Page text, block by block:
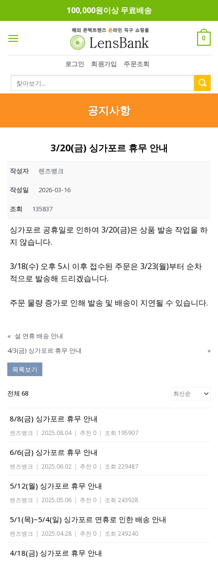
100,000원이상 무료배송
0
로그인 회원가입 주문조회
색:
공지사항
3/20(금) 싱가포르 휴무 안내
작성자 렌즈뱅크
작성일 2026-03-16
조회 135837
싱가포르 공휴일로 인하여 3/20(금)은 상품 발송 작업을 하
지 않습니다.
3/18(수) 오후 5시 이후 접수된 주문은 3/23(월)부터 순차
적으로 발송해 드리겠습니다.
주문 물량 증가로 인해 발송 및 배송이 지연될 수 있습니다.
« 설 연휴 배송 안내
4/3(금) 싱가포르 휴무 안내
»
목록보기
전체 68
8/8(금) 싱가포르 휴무 안내
렌즈뱅크 | 2025.08.04 | 추천 0 | 조회 195907
6/6(금) 싱가포르 휴무 안내
렌즈뱅크 | 2025.06.02 | 추천 0 | 조회 229487
5/12(월) 싱가포르 휴무 안내
렌즈뱅크 | 2025.05.06 | 추천 0 | 조회 243928
5/1(목)~5/4(일) 싱가포르 연휴로 인한 배송 안내
렌즈뱅크 | 2025.04.28 | 추천 0 | 조회 249240
4/18(금) 싱가포르 휴무 안내